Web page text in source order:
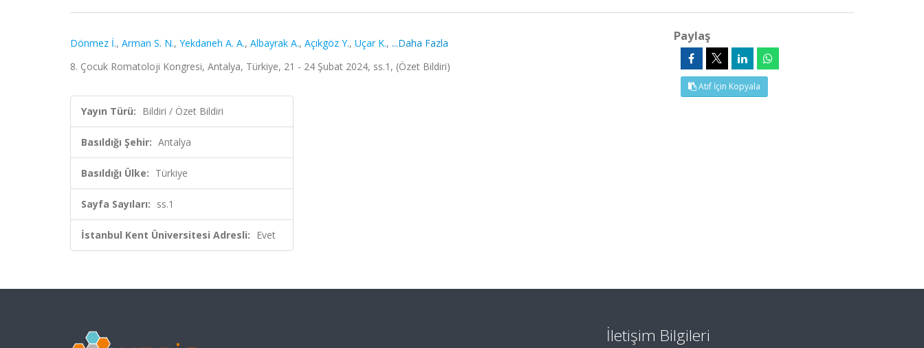
Dönmez İ., Arman S. N., Yekdaneh A. A., Albayrak A., Açıkgöz Y., Uçar K., ...Daha Fazla
8. Çocuk Romatoloji Kongresi, Antalya, Türkiye, 21 - 24 Şubat 2024, ss.1, (Özet Bildiri)
Yayın Türü: Bildiri / Özet Bildiri
Basıldığı Şehir: Antalya
Basıldığı Ülke: Türkiye
Sayfa Sayıları: ss.1
İstanbul Kent Üniversitesi Adresli: Evet
Paylaş
Atıf İçin Kopyala
İletişim Bilgileri